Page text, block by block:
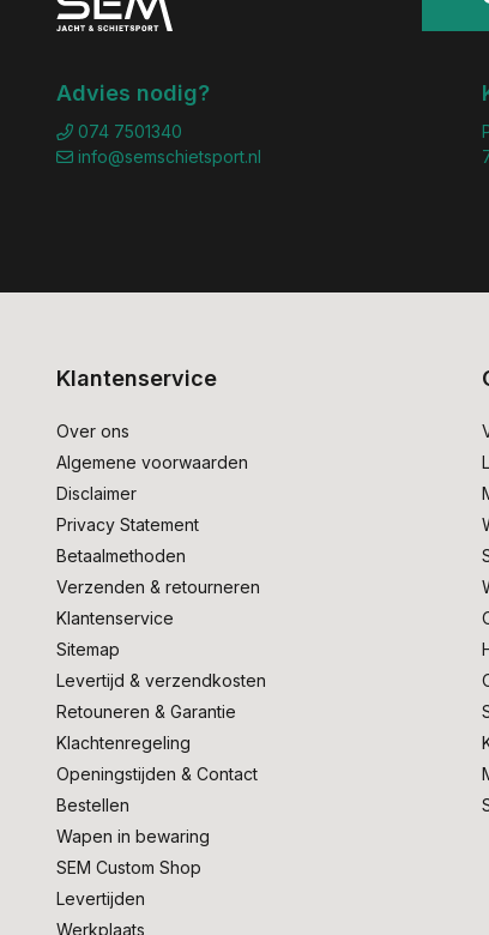
Advies nodig?
074 7501340
info@semschietsport.nl
Klantenservice
Over ons
Algemene voorwaarden
Disclaimer
Privacy Statement
Betaalmethoden
Verzenden & retourneren
Klantenservice
Sitemap
Levertijd & verzendkosten
Retouneren & Garantie
Klachtenregeling
Openingstijden & Contact
Bestellen
Wapen in bewaring
SEM Custom Shop
Levertijden
Werkplaats